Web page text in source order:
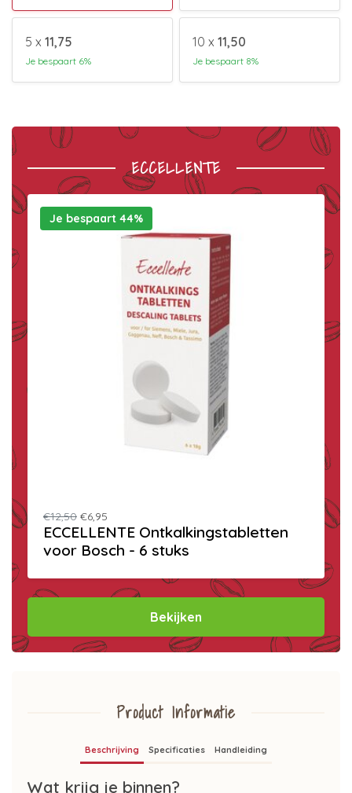
5 x 11,75
Je bespaart 6%
10 x 11,50
Je bespaart 8%
ECCELLENTE
Je bespaart 44%
€12,50 €6,95
ECCELLENTE Ontkalkingstabletten
voor Bosch - 6 stuks
Bekijken
Product Informatie
Beschrijving Specificaties Handleiding
Wat krijg je binnen?